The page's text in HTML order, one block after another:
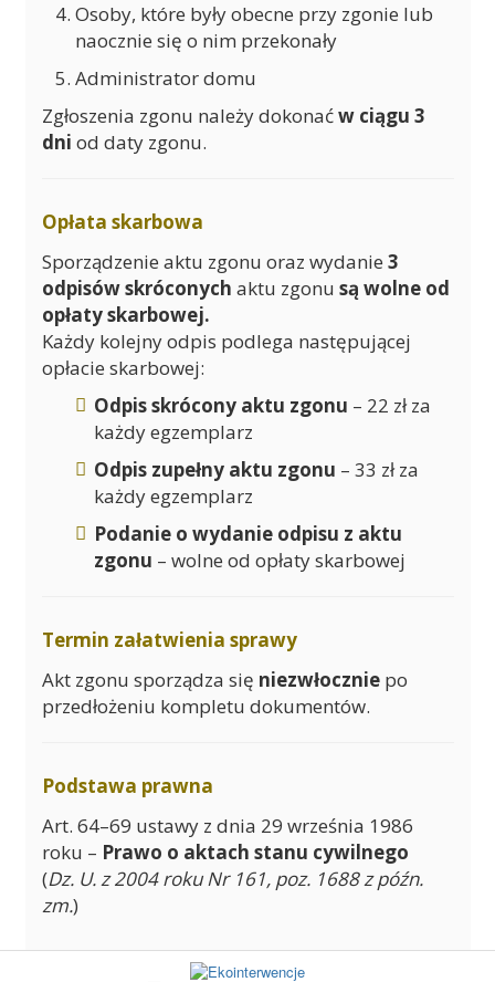
Osoby, które były obecne przy zgonie lub
naocznie się o nim przekonały
Administrator domu
Zgłoszenia zgonu należy dokonaćw ciągu 3
dni od daty zgonu.
Opłata skarbowa
Sporządzenie aktu zgonu oraz wydanie 3
odpisów skróconych aktu zgonu są wolne od
opłaty skarbowej.
Każdy kolejny odpis podlega następującej
opłacie skarbowej:
Odpis skrócony aktu zgonu – 22 zł za
każdy egzemplarz
Odpis zupełny aktu zgonu – 33 zł za
każdy egzemplarz
Podanie o wydanie odpisu z aktu
zgonu – wolne od opłaty skarbowej
Termin załatwienia sprawy
Akt zgonu sporządza się niezwłoczniepo
przedłożeniu kompletu dokumentów.
Podstawa prawna
Art. 64–69 ustawy z dnia 29 września 1986
roku – Prawo o aktach stanu cywilnego
(Dz. U. z 2004 roku Nr 161, poz. 1688 z późn.
zm.)